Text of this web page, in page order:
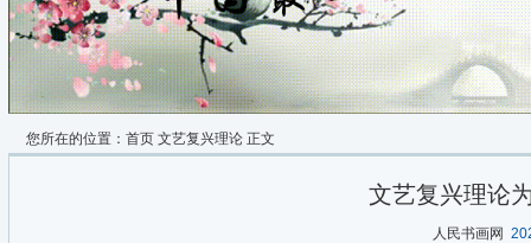
您所在的位置： 首页 文艺复兴理论 正文
文艺复兴理论
人民书画网